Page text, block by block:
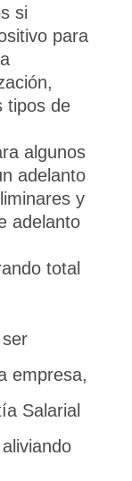
si
para
tipos de
algunos
adelanto
y
adelanto
total
empresa,
Salarial